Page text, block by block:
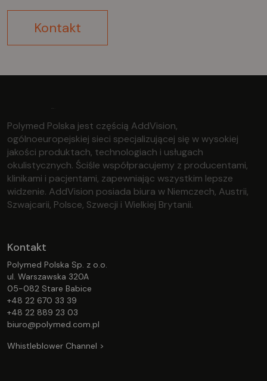
Kontakt
Polymed Polska jest częścią AddVision,
ogólnoeuropejskiej sieci specjalizującej się w wysokiej
jakości produktach, technologiach i usługach
okulistycznych. Ściśle współpracujemy z producentami,
klinikami i pacjentami, zapewniając wszystkim lepsze
widzenie. AddVision posiada biura w Niemczech, Austrii,
Szwajcarii, Polsce, Szwecji i Wielkiej Brytanii.
Kontakt
Polymed Polska Sp. z o.o.
ul. Warszawska 320A
05-082 Stare Babice
+48 22 670 33 39
+48 22 889 23 03
biuro@polymed.com.pl
Whistleblower Channel >